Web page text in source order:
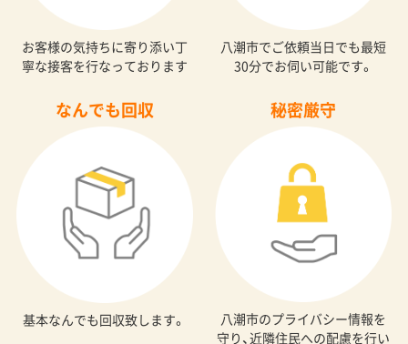
お客様の気持ちに寄り添い丁
寧な接客を行なっております
八潮市でご依頼当日でも最短
30分でお伺い可能です。
なんでも回収
基本なんでも回収致します。
秘密厳守
八潮市のプライバシー情報を
守り、近隣住民への配慮を行い